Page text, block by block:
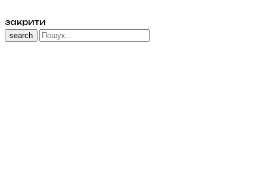
закрити
search